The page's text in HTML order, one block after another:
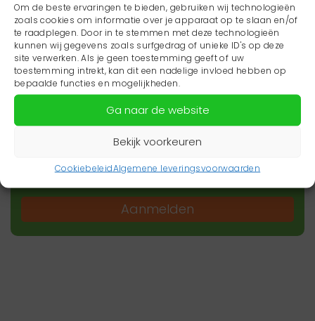
Om de beste ervaringen te bieden, gebruiken wij technologieën
zoals cookies om informatie over je apparaat op te slaan en/of
te raadplegen. Door in te stemmen met deze technologieën
kunnen wij gegevens zoals surfgedrag of unieke ID's op deze
site verwerken. Als je geen toestemming geeft of uw
toestemming intrekt, kan dit een nadelige invloed hebben op
bepaalde functies en mogelijkheden.
Ga naar de website
Bekijk voorkeuren
CookiebeleidAlgemene leveringsvoorwaarden
Wil je niets missen?
Wil je op de hoogte blijven van het laatste
zorgnieuws in jouw regio? Schrijf je dan in voor
onze nieuwsbrief.
Aanmelden